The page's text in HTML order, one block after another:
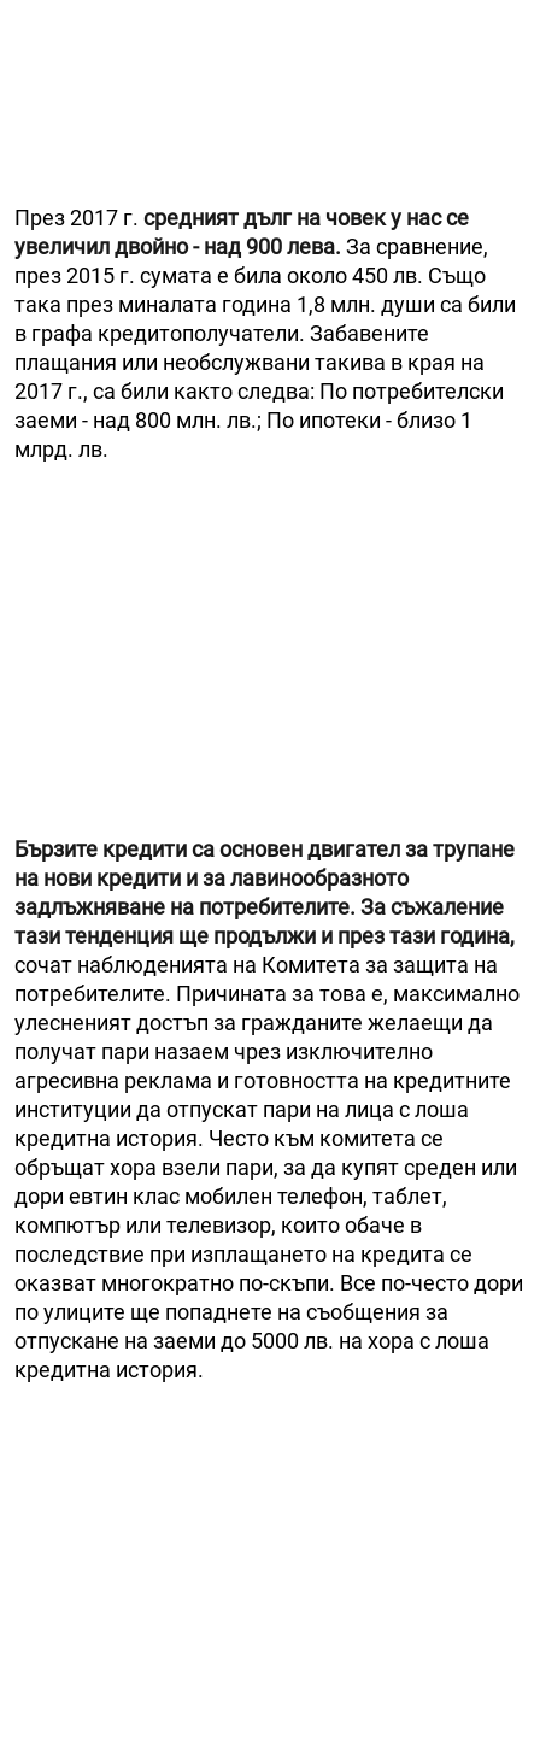
През 2017 г. средният дълг на човек у нас се
увеличил двойно - над 900 лева. За сравнение,
през 2015 г. сумата е била около 450 лв. Също
така през миналата година 1,8 млн. души са били
в графа кредитополучатели. Забавените
плащания или необслужвани такива в края на
2017 г., са били както следва: По потребителски
заеми - над 800 млн. лв.; По ипотеки - близо 1
млрд. лв.
Бързите кредити са основен двигател за трупане
на нови кредити и за лавинообразното
задлъжняване на потребителите. За съжаление
тази тенденция ще продължи и през тази година,
сочат наблюденията на Комитета за защита на
потребителите. Причината за това е, максимално
улесненият достъп за гражданите желаещи да
получат пари назаем чрез изключително
агресивна реклама и готовността на кредитните
институции да отпускат пари на лица с лоша
кредитна история. Често към комитета се
обръщат хора взели пари, за да купят среден или
дори евтин клас мобилен телефон, таблет,
компютър или телевизор, които обаче в
последствие при изплащането на кредита се
оказват многократно по-скъпи. Все по-често дори
по улиците ще попаднете на съобщения за
отпускане на заеми до 5000 лв. на хора с лоша
кредитна история.